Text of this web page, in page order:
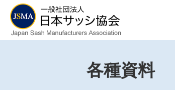
各種資料